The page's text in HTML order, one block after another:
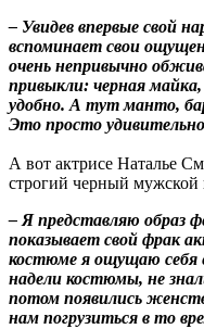
– Увидев впервые свой
вспоминает свои
очень непривычно
привыкли: черная
удобно. А тут манто,
Это просто
А вот актрисе Наталье
строгий черный мужской
– Я представляю образ
показывает свой фрак
костюме я ощущаю себя
надели костюмы, не
потом появились
нам погрузиться в то